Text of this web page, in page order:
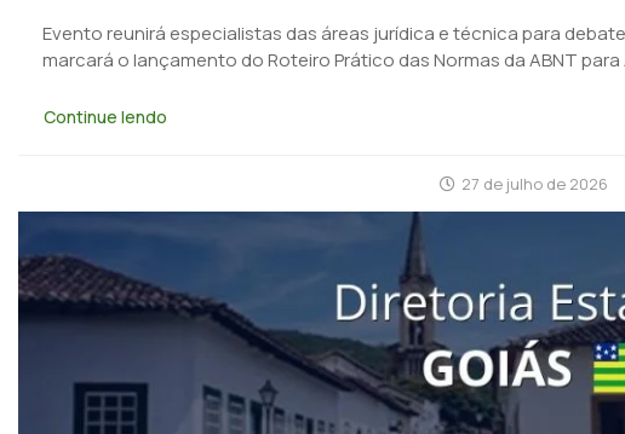
Evento reunirá especialistas das áreas jurídica e técnica para
marcará o lançamento do Roteiro Prático das Normas da ABNT
Continue lendo
27 de julho de 2026